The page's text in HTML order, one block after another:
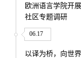
欧洲语言学院开
社区专题调研
06.17
以译为桥，向世